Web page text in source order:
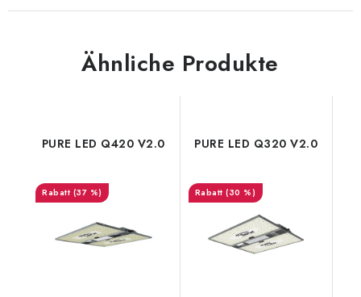
Ähnliche Produkte
PURE LED Q420 V2.0
(37 %)
PURE LED Q320 V2.0
(30 %)